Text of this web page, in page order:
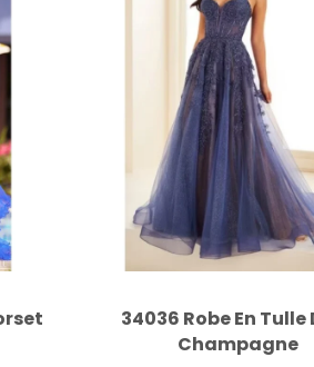
34036 Robe En Tulle
Champagne